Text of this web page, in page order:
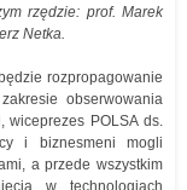
rzędzie: prof. Marek
Netka.
rozpropagowanie
obserwowania
wiceprezes POLSA ds.
i biznesmeni mogli
a przede wszystkim
w technologiach